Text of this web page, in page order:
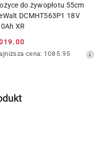
do żywopłotu 55cm
DCMHT563P1 18V
XR
cena: 1085.95